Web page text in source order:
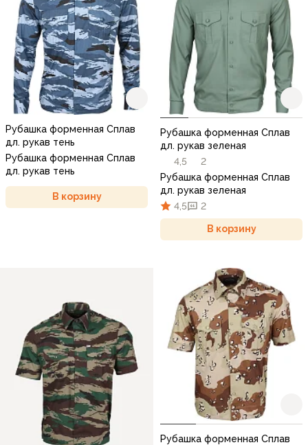
Рубашка форменная Сплав
дл. рукав тень
Рубашка форменная Сплав
дл. рукав тень
В корзину
Рубашка форменная Сплав
дл. рукав зеленая
4,5
2
Рубашка форменная Сплав
дл. рукав зеленая
4,5
2
В корзину
Рубашка форменная Сплав